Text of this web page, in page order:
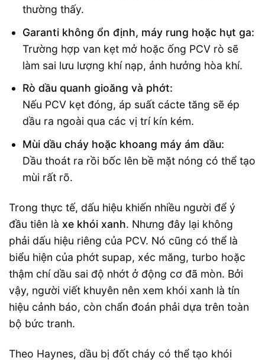
thường thấy.
Garanti không ổn định, máy rung hoặc hụt ga:
Trường hợp van kẹt mở hoặc ống PCV rò sẽ
làm sai lưu lượng khí nạp, ảnh hưởng hòa khí.
Rò dầu quanh gioăng và phớt:
Nếu PCV kẹt đóng, áp suất cácte tăng sẽ ép
dầu ra ngoài qua các vị trí kín kém.
Mùi dầu cháy hoặc khoang máy ám dầu:
Dầu thoát ra rồi bốc lên bề mặt nóng có thể tạo
mùi rất rõ.
Trong thực tế, dấu hiệu khiến nhiều người để ý
đầu tiên là xe khói xanh. Nhưng đây lại không
phải dấu hiệu riêng của PCV. Nó cũng có thể là
biểu hiện của phớt supap, xéc măng, turbo hoặc
thậm chí dầu sai độ nhớt ở động cơ đã mòn. Bởi
vậy, người viết khuyên nên xem khói xanh là tín
hiệu cảnh báo, còn chẩn đoán phải dựa trên toàn
bộ bức tranh.
Theo Haynes, dầu bị đốt cháy có thể tạo khói